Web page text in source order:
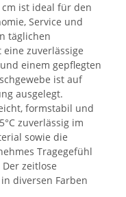
ist ideal für den
Service und
täglichen
zuverlässige
einem gepflegten
ist auf
ausgelegt.
formstabil und
zuverlässig im
sowie die
Tragegefühl
zeitlose
diversen Farben